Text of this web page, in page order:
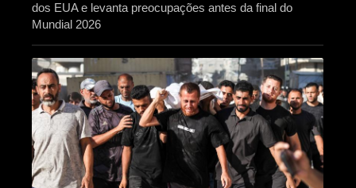
dos EUA e levanta preocupações antes da final do
Mundial 2026